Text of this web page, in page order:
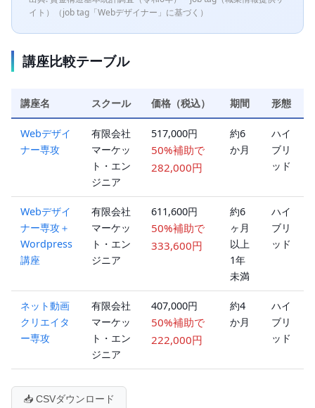
イト）（job tag「Webデザイナー」に基づく）
講座比較テーブル
講座名 スクール 価格（税込） 期間 形態
Webデザイ
ナー専攻
有限会社
マーケッ
ト・エン
ジニア
517,000円
50%補助で
282,000円
約6
か月
ハイ
ブリ
ッド
Webデザイ
ナー専攻＋
Wordpress
講座
有限会社
マーケッ
ト・エン
ジニア
611,600円
50%補助で
333,600円
約6
ヶ月
以上
1年
未満
ハイ
ブリ
ッド
ネット動画
クリエイタ
ー専攻
有限会社
マーケッ
ト・エン
ジニア
407,000円
50%補助で
222,000円
約4
か月
ハイ
ブリ
ッド
📥 CSVダウンロード